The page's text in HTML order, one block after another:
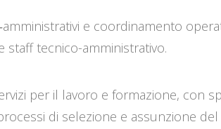
e coordinamento
tecnico-amministrativo.
per il lavoro e formazione, con
di selezione e assunzione